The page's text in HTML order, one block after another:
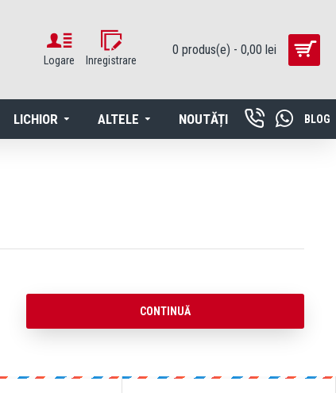
Logare Inregistrare
0 produs(e) - 0,00 lei
LICHIOR ALTELE NOUTĂȚI BLOG
CONTINUĂ